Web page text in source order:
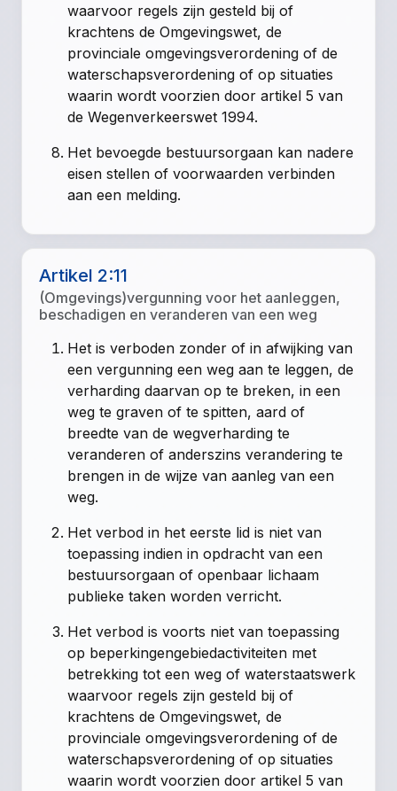
waarvoor regels zijn gesteld bij of
krachtens de Omgevingswet, de
provinciale omgevingsverordening of de
waterschapsverordening of op situaties
waarin wordt voorzien door artikel 5 van
de Wegenverkeerswet 1994.
Het bevoegde bestuursorgaan kan nadere
eisen stellen of voorwaarden verbinden
aan een melding.
Artikel 2:11
(Omgevings)vergunning voor het aanleggen,
beschadigen en veranderen van een weg
Het is verboden zonder of in afwijking van
een vergunning een weg aan te leggen, de
verharding daarvan op te breken, in een
weg te graven of te spitten, aard of
breedte van de wegverharding te
veranderen of anderszins verandering te
brengen in de wijze van aanleg van een
weg.
Het verbod in het eerste lid is niet van
toepassing indien in opdracht van een
bestuursorgaan of openbaar lichaam
publieke taken worden verricht.
Het verbod is voorts niet van toepassing
op beperkingengebiedactiviteiten met
betrekking tot een weg of waterstaatswerk
waarvoor regels zijn gesteld bij of
krachtens de Omgevingswet, de
provinciale omgevingsverordening of de
waterschapsverordening of op situaties
waarin wordt voorzien door artikel 5 van